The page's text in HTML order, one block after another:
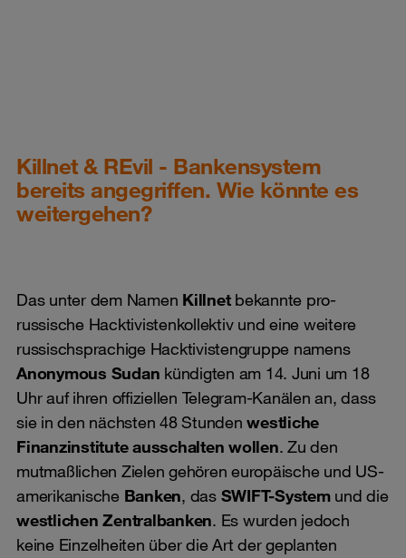
Killnet & REvil - Bankensystem
bereits angegriffen. Wie könnte es
weitergehen?
Das unter dem Namen Killnetbekannte pro-
russische Hacktivistenkollektiv und eine weitere
russischsprachige Hacktivistengruppe namens
Anonymous Sudan kündigten am 14. Juni um 18
Uhr auf ihren offiziellen Telegram-Kanälen an, dass
sie in den nächsten 48 Stundenwestliche
Finanzinstitute ausschalten wollen. Zu den
mutmaßlichen Zielen gehören europäische und US-
amerikanische Banken, das SWIFT-Systemund die
westlichen Zentralbanken. Es wurden jedoch
keine Einzelheiten über die Art der geplanten